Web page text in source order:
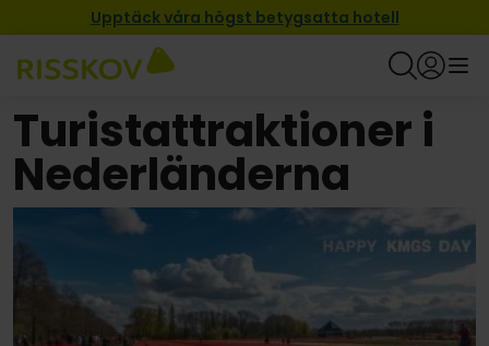
Upptäck våra högst betygsatta hotell
Turistattraktioner i
Nederländerna